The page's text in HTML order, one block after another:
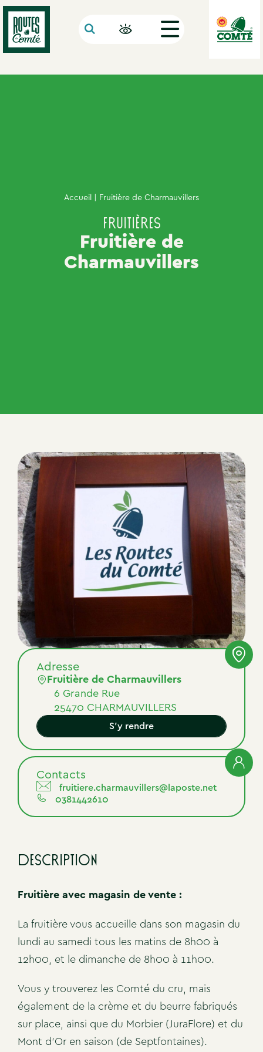
Accueil | Fruitière de Charmauvillers
Fruitières
Fruitière de
Charmauvillers
Adresse
Fruitière de Charmauvillers
6 Grande Rue
25470 CHARMAUVILLERS
S'y rendre
Contacts
fruitiere.charmauvillers@laposte.net
0381442610
Description
Fruitière avec magasin de vente :
La fruitière vous accueille dans son magasin du
lundi au samedi tous les matins de 8h00 à
12h00, et le dimanche de 8h00 à 11h00.
Vous y trouverez les Comté du cru, mais
également de la crème et du beurre fabriqués
sur place, ainsi que du Morbier (JuraFlore) et du
Mont d’Or en saison (de Septfontaines).
# #
Panneau de gestion des cookies